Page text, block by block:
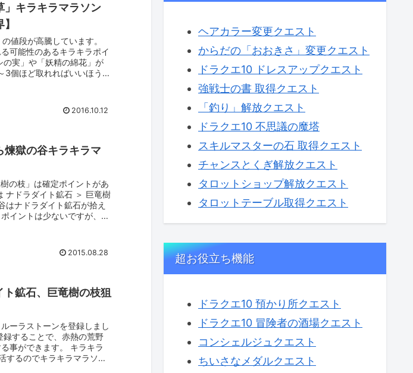
」キラキラマラソン
値段が高騰しています。
可能性のあるキラキラポイ
の実」や「妖精の綿花」が
3個ほど取れればいいほうで
2016.10.12
煉獄の谷キラキラマ
の枝」は確定ポイントがあ
ナドラダイト鉱石 ＞ 巨竜樹
はナドラダイト鉱石が拾え
イントは少ないですが、2
2015.08.28
鉱石、巨竜樹の枝狙
ーラストーンを登録しまし
録することで、赤熱の荒野
事ができます。 キラキラ
するのでキラキラマラソン
ヘアカラー変更クエスト
からだの「おおきさ」変更クエスト
ドラクエ10 ドレスアップクエスト
強戦士の書 取得クエスト
「釣り」解放クエスト
ドラクエ10 不思議の魔塔
スキルマスターの石 取得クエスト
チャンスとくぎ解放クエスト
タロットショップ解放クエスト
タロットテーブル取得クエスト
超お役立ち機能
ドラクエ10 預かり所クエスト
ドラクエ10 冒険者の酒場クエスト
コンシェルジュクエスト
ちいさなメダルクエスト